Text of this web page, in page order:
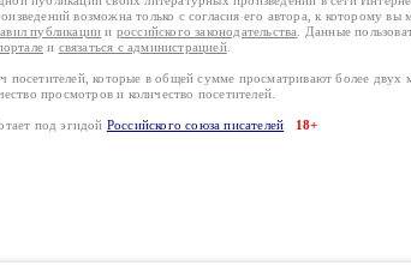
возможна только с согласия его автора, к которому
публикации и российского законодательства . Данные
и связаться с администрацией.
посетителей, которые в общей сумме просматривают более
просмотров и количество посетителей.
под эгидой Российского союза писателей 18+